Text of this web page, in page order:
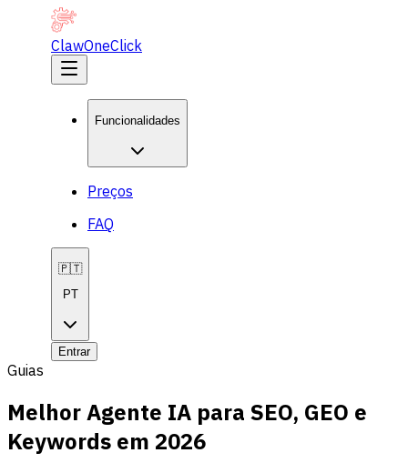
ClawOneClick
Funcionalidades
Preços
FAQ
🇵🇹
PT
Entrar
Guias
Melhor Agente IA para SEO, GEO e
Keywords em 2026